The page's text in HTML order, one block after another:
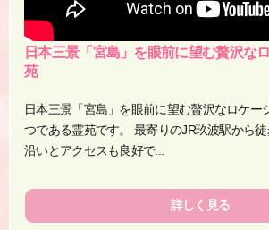
日本三景「宮島」を眼前に望む贅沢な
苑
日本三景「宮島」を眼前に望む贅沢なロケー
つである霊苑です。 最寄りのJR玖波駅から
沿いとアクセスも良好で...
詳しく見る